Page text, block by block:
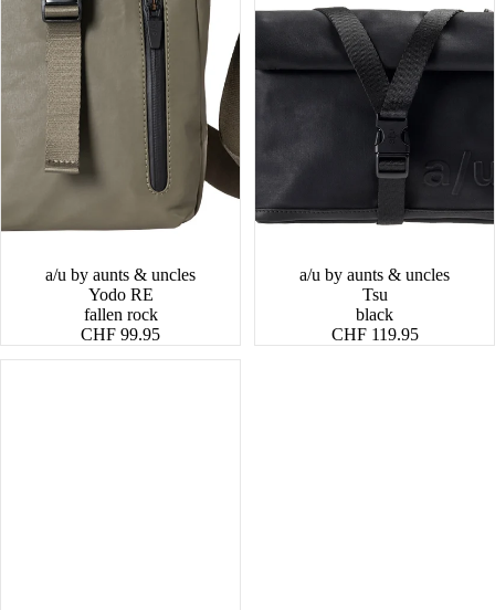
a/u by aunts & uncles
Yodo RE
fallen rock
CHF 99.95
a/u by aunts & uncles
Tsu
black
CHF 119.95